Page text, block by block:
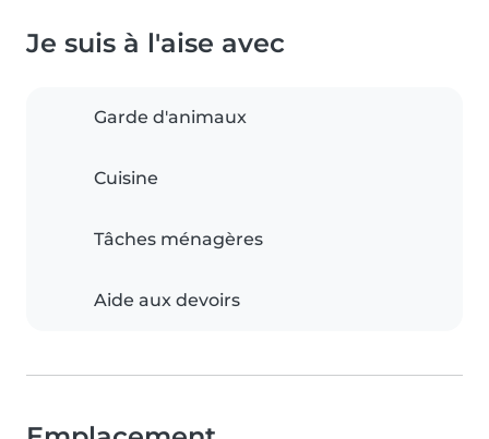
Je suis à l'aise avec
Garde d'animaux
Cuisine
Tâches ménagères
Aide aux devoirs